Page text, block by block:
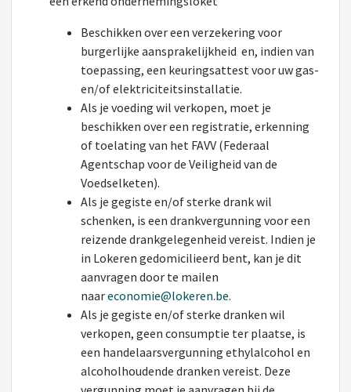
Beschikken over een verzekering voor
burgerlijke aansprakelijkheid en, indien van
toepassing, een keuringsattest voor uw gas-
en/of elektriciteitsinstallatie.
Als je voeding wil verkopen, moet je
beschikken over een registratie, erkenning
of toelating van het FAVV (Federaal
Agentschap voor de Veiligheid van de
Voedselketen).
Als je gegiste en/of sterke drank wil
schenken, is een drankvergunning voor een
reizende drankgelegenheid vereist. Indien je
in Lokeren gedomicilieerd bent, kan je dit
aanvragen door te mailen
naareconomie@lokeren.be.
Als je gegiste en/of sterke dranken wil
verkopen, geen consumptie ter plaatse, is
een handelaarsvergunning ethylalcohol en
alcoholhoudende dranken vereist. Deze